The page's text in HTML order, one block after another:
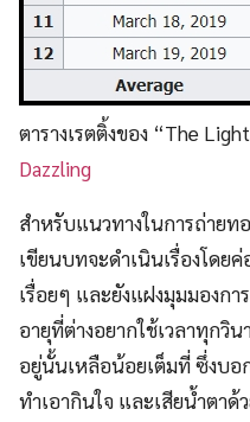
ตารางเรตติ้งของ “The
Dazzling
สำหรับแนวทางในการถ่ายท
เขียนบทจะดำเนินเรื่องโดย
เรื่อยๆ และยังแฝงมุมมองกา
อายุที่ต่างอยากใช้เวลาทุก
อยู่นั้นเหลือน้อยเต็มที่ ซึ่งบอก
ทำเอากินใจ และเสียน้ำตาด้